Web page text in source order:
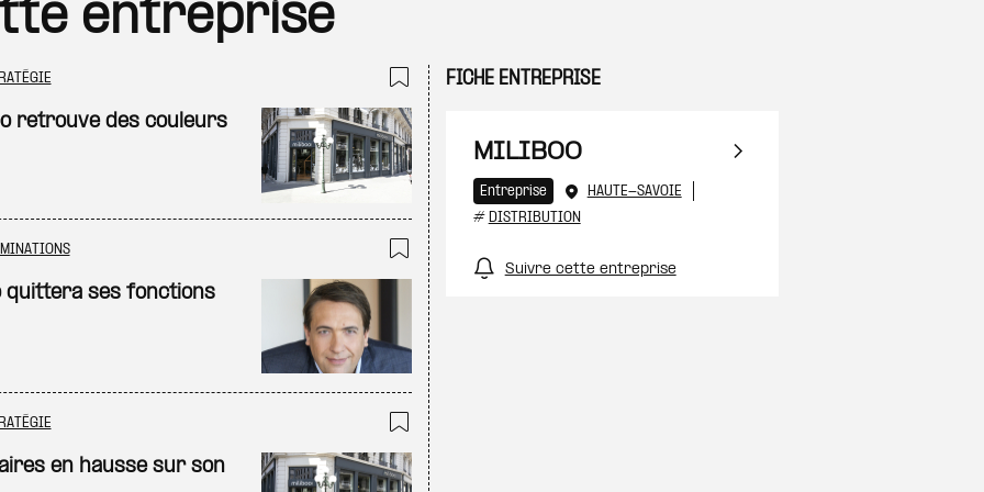
entreprise
Ajouter à ma sélection
retrouve des couleurs
Ajouter à ma sélection
quittera ses fonctions
Ajouter à ma sélection
en hausse sur son
FICHE ENTREPRISE
MILIBOO
Entreprise
HAUTE-SAVOIE
# DISTRIBUTION
Suivre cette entreprise